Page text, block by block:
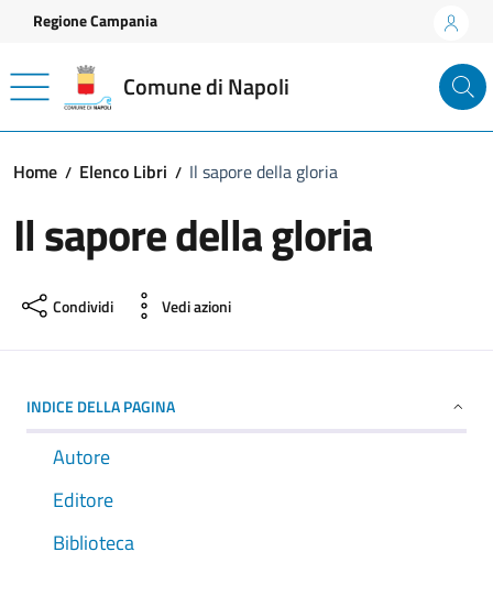
Vai ai contenuti
Vai al footer
Regione Campania
Comune di Napoli
Home Elenco Libri Il sapore della gloria
Il sapore della gloria
Condividi Vedi azioni
INDICE DELLA PAGINA
Autore
Editore
Biblioteca